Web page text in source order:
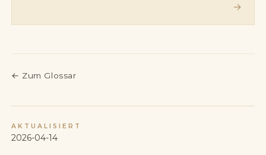
→
← Zum Glossar
AKTUALISIERT
2026-04-14